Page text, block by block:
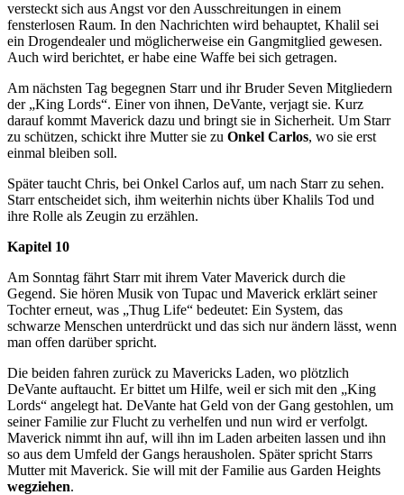
versteckt sich aus Angst vor den Ausschreitungen in einem
fensterlosen Raum. In den Nachrichten wird behauptet, Khalil sei
ein Drogendealer und möglicherweise ein Gangmitglied gewesen.
Auch wird berichtet, er habe eine Waffe bei sich getragen.
Am nächsten Tag begegnen Starr und ihr Bruder Seven Mitgliedern
der „King Lords“. Einer von ihnen, DeVante, verjagt sie. Kurz
darauf kommt Maverick dazu und bringt sie in Sicherheit. Um Starr
zu schützen, schickt ihre Mutter sie zu Onkel Carlos, wo sie erst
einmal bleiben soll.
Später taucht Chris, bei Onkel Carlos auf, um nach Starr zu sehen.
Starr entscheidet sich, ihm weiterhin nichts über Khalils Tod und
ihre Rolle als Zeugin zu erzählen.
Kapitel 10
Am Sonntag fährt Starr mit ihrem Vater Maverick durch die
Gegend. Sie hören Musik von Tupac und Maverick erklärt seiner
Tochter erneut, was „Thug Life“ bedeutet: Ein System, das
schwarze Menschen unterdrückt und das sich nur ändern lässt, wenn
man offen darüber spricht.
Die beiden fahren zurück zu Mavericks Laden, wo plötzlich
DeVante auftaucht. Er bittet um Hilfe, weil er sich mit den „King
Lords“ angelegt hat. DeVante hat Geld von der Gang gestohlen, um
seiner Familie zur Flucht zu verhelfen und nun wird er verfolgt.
Maverick nimmt ihn auf, will ihn im Laden arbeiten lassen und ihn
so aus dem Umfeld der Gangs herausholen. Später spricht Starrs
Mutter mit Maverick. Sie will mit der Familie aus Garden Heights
wegziehen.